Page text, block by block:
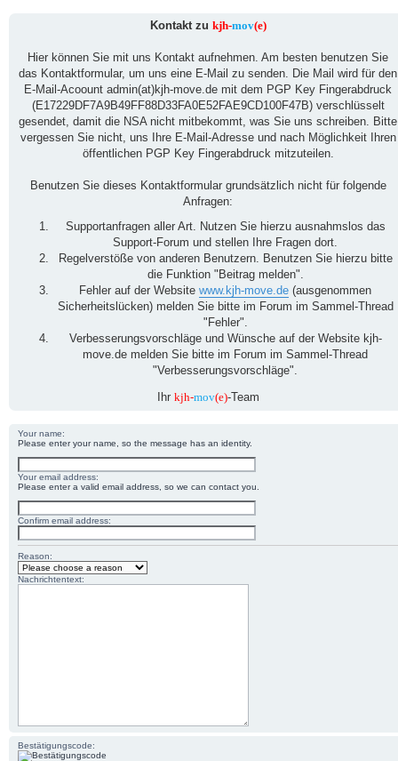
Kontakt zu kjh-mov(e)
Hier können Sie mit uns Kontakt aufnehmen. Am besten benutzen Sie
das Kontaktformular, um uns eine E-Mail zu senden. Die Mail wird für den
E-Mail-Acoount admin(at)kjh-move.de mit dem PGP Key Fingerabdruck
(E17229DF7A9B49FF88D33FA0E52FAE9CD100F47B) verschlüsselt
gesendet, damit die NSA nicht mitbekommt, was Sie uns schreiben. Bitte
vergessen Sie nicht, uns Ihre E-Mail-Adresse und nach Möglichkeit Ihren
öffentlichen PGP Key Fingerabdruck mitzuteilen.
Benutzen Sie dieses Kontaktformular grundsätzlich nicht für folgende
Anfragen:
Supportanfragen aller Art. Nutzen Sie hierzu ausnahmslos das
Support-Forum und stellen Ihre Fragen dort.
Regelverstöße von anderen Benutzern. Benutzen Sie hierzu bitte
die Funktion "Beitrag melden".
Fehler auf der Website www.kjh-move.de (ausgenommen
Sicherheitslücken) melden Sie bitte im Forum im Sammel-Thread
"Fehler".
Verbesserungsvorschläge und Wünsche auf der Website kjh-
move.de melden Sie bitte im Forum im Sammel-Thread
"Verbesserungsvorschläge".
Ihr kjh-mov(e)-Team
Your name:
Please enter your name, so the message has an identity.
Your email address:
Please enter a valid email address, so we can contact you.
Confirm email address:
Reason:
Nachrichtentext:
Bestätigungscode: